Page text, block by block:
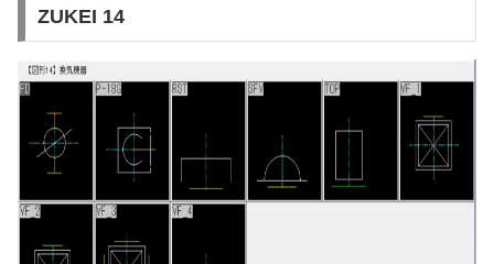
ZUKEI 14